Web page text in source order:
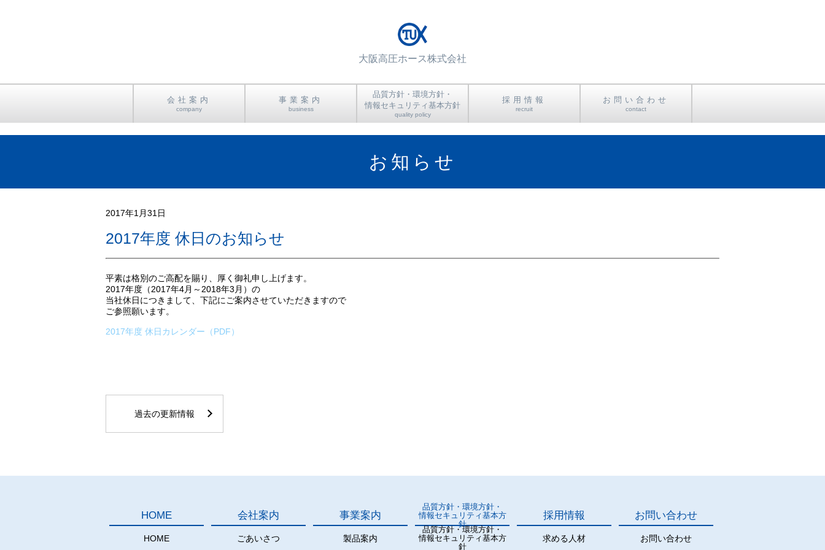
大阪高圧ホース株式会社
会社案内
company
ごあいさつ
会社概要
アクセス
事業案内
business
製品案内
技術紹介
品質管理
品質方針・環境方針・
情報セキュリティ基本方針
quality policy
品質方針・環境方針・
採用情報
recruit
求める人材
募集要項
教育制度
社員インタビュー
お問い合わせ
contact
お問い合わせ
お知らせ
2017年1月31日
2017年度 休日のお知らせ
平素は格別のご高配を賜り、厚く御礼申し上げます。
2017年度（2017年4月～2018年3月）の
当社休日につきまして、下記にご案内させていただきますので
ご参照願います。
2017年度 休日カレンダー（PDF）
過去の更新情報
HOME
HOME
会社案内
ごあいさつ
事業案内
製品案内
品質方針・環境方針・
情報セキュリティ基本方
針
品質方針・環境方針・
情報セキュリティ基本方
針
採用情報
求める人材
お問い合わせ
お問い合わせ